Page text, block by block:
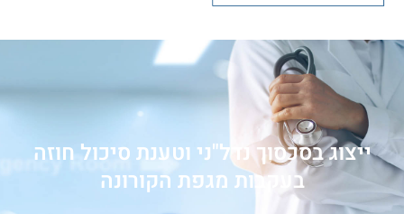
ייצוג בסכסוך נדל"ני וטענת סיכול חוזה
בעקבות מגפת הקורונה